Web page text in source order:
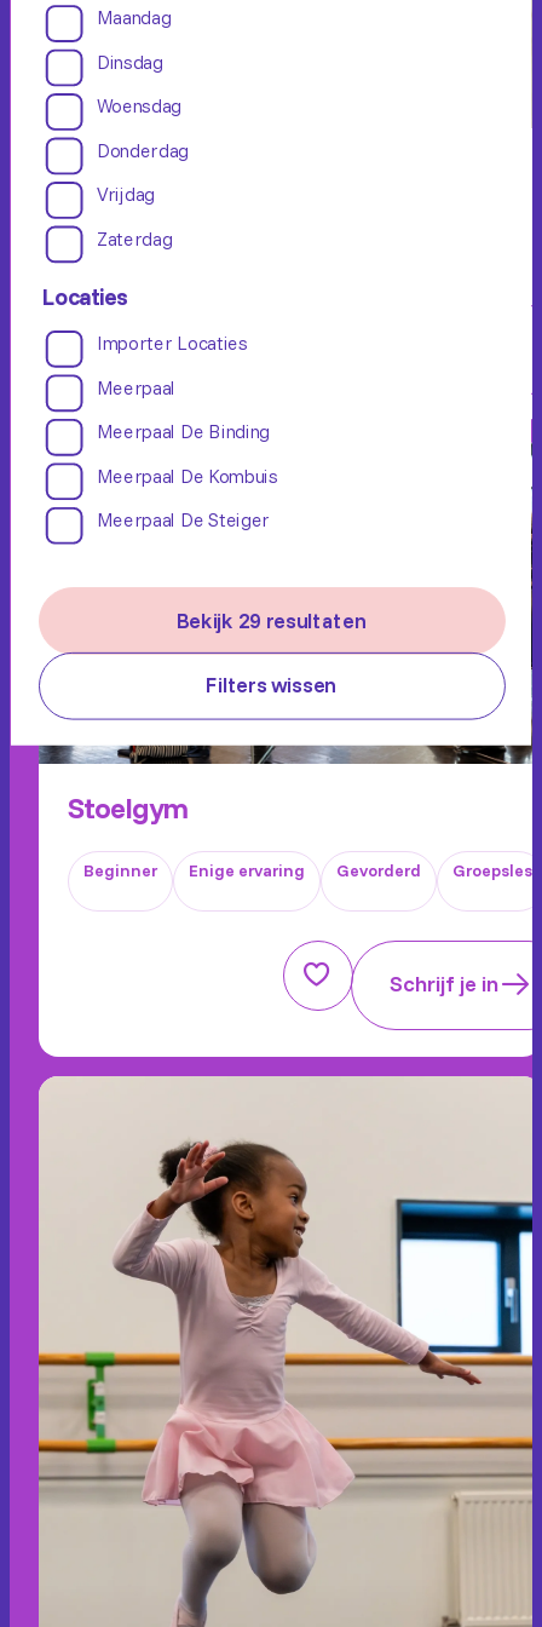
Maandag
Dinsdag
Woensdag
Donderdag
Vrijdag
Zaterdag
Locaties
Importer Locaties
Meerpaal
Meerpaal De Binding
Meerpaal De Kombuis
Meerpaal De Steiger
Bekijk 29 resultaten
Filters wissen
Zumba Gold
Beginner
Stoelgym
Beginner Enige ervaring Gevorderd Groepsles
Schrijf je in